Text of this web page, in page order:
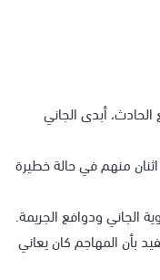
أبدى الجاني
منهم في حالة خطيرة
الجاني ودوافع الجريمة.
بأن المهاجم كان يعاني